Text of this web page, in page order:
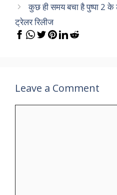
कुछ ही समय बचा है पुष्पा 2 के
ट्रेलर रिलीज
Leave a Comment